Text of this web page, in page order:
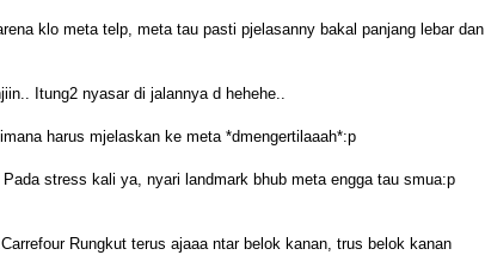
klo meta telp, meta tau pasti pjelasanny bakal panjang lebar dan
Itung2 nyasar di jalannya d hehehe..
harus mjelaskan ke meta *dmengertilaaah*:p
stress kali ya, nyari landmark bhub meta engga tau smua:p
Rungkut terus ajaaa ntar belok kanan, trus belok kanan